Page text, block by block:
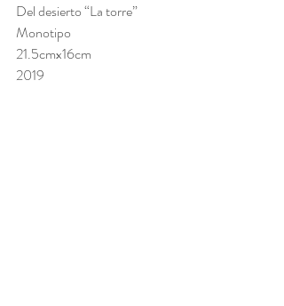
Del desierto “La torre”
Monotipo
21.5cmx16cm
2019